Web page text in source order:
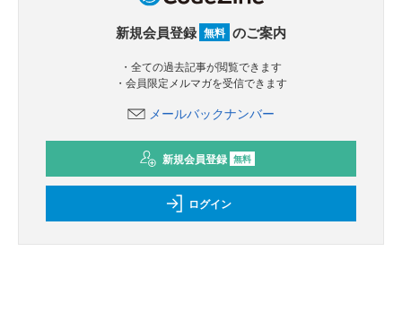
新規会員登録 無料 のご案内
・全ての過去記事が閲覧できます
・会員限定メルマガを受信できます
メールバックナンバー
新規会員登録 無料
ログイン